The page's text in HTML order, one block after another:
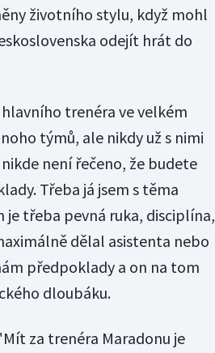
životního stylu, když mohl
odejít hrát do
trenéra ve velkém
týmů, ale nikdy už s nimi
není řečeno, že budete
Třeba já jsem s těma
třeba pevná ruka, disciplína,
dělal asistenta nebo
předpoklady a on na tom
dloubáku.
za trenéra Maradonu je